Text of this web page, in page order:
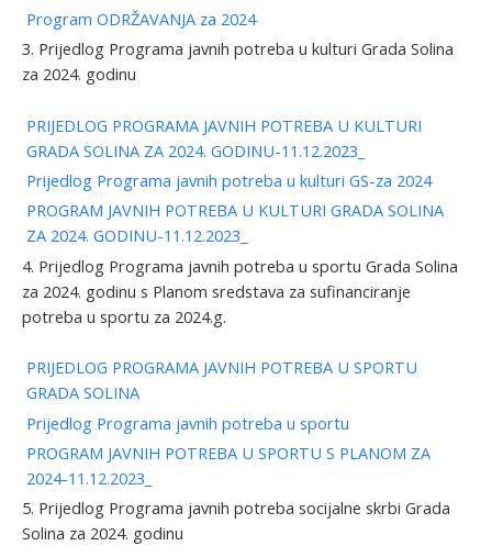
Program ODRŽAVANJA za 2024
3. Prijedlog Programa javnih potreba u kulturi Grada Solina
za 2024. godinu
PRIJEDLOG PROGRAMA JAVNIH POTREBA U KULTURI
GRADA SOLINA ZA 2024. GODINU-11.12.2023_
Prijedlog Programa javnih potreba u kulturi GS-za 2024
PROGRAM JAVNIH POTREBA U KULTURI GRADA SOLINA
ZA 2024. GODINU-11.12.2023_
4. Prijedlog Programa javnih potreba u sportu Grada Solina
za 2024. godinu s Planom sredstava za sufinanciranje
potreba u sportu za 2024.g.
PRIJEDLOG PROGRAMA JAVNIH POTREBA U SPORTU
GRADA SOLINA
Prijedlog Programa javnih potreba u sportu
PROGRAM JAVNIH POTREBA U SPORTU S PLANOM ZA
2024-11.12.2023_
5. Prijedlog Programa javnih potreba socijalne skrbi Grada
Solina za 2024. godinu